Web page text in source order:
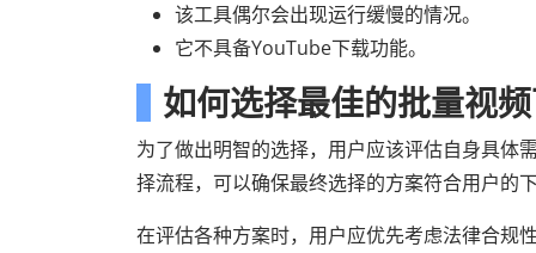
该工具偶尔会出现运行缓慢的情况。
它不具备YouTube下载功能。
如何选择最佳的批量视
为了做出明智的选择，用户应该评估自身具体
择流程，可以确保最终选择的方案符合用户的
在评估各种方案时，用户应优先考虑法律合规